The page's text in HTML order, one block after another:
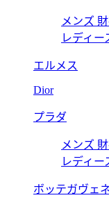
メンズ
レディー
エルメス
Dior
プラダ
メンズ
レディー
ボッテガヴェ